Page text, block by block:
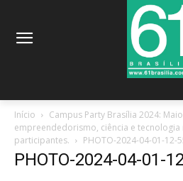
Início
Campus Party Brasília 2024:
empreendedorismo, ciência e tecnologia
participantes.
PHOTO-2024-04-01-12-
PHOTO-2024-04-01-